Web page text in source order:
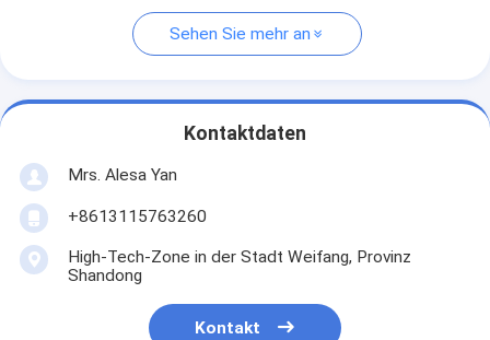
Sehen Sie mehr an
Kontaktdaten
Mrs. Alesa Yan
+8613115763260
High-Tech-Zone in der Stadt Weifang, Provinz
Shandong
Kontakt